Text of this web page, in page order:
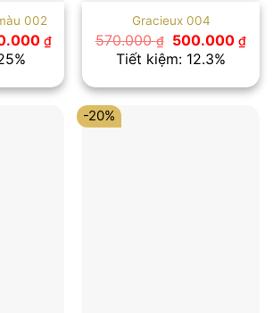
002
₫Giá
hiện
là:
450.000 ₫.
Gracieux 004
570.000₫
Giá
gốc
là:
500.000₫Giá
là:
Tiết kiệm: 12.3%
-20%